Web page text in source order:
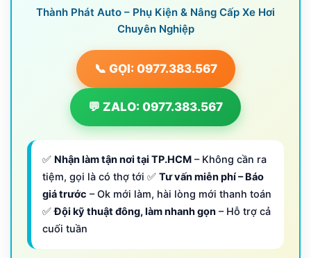
Thành Phát Auto – Phụ Kiện & Nâng Cấp Xe Hơi
Chuyên Nghiệp
📞 GỌI: 0977.383.567
💬 ZALO: 0977.383.567
✅ Nhận làm tận nơi tại TP.HCM – Không cần ra
tiệm, gọi là có thợ tới ✅ Tư vấn miễn phí – Báo
giá trước – Ok mới làm, hài lòng mới thanh toán
✅Đội kỹ thuật đông, làm nhanh gọn – Hỗ trợ cả
cuối tuần